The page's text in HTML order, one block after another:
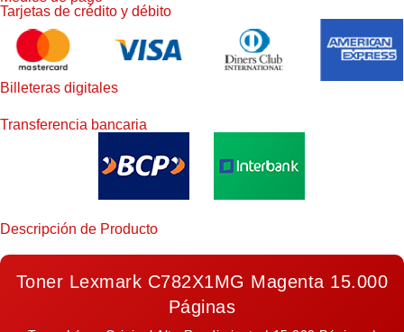
Tarjetas de crédito y débito
Billeteras digitales
Transferencia bancaria
Descripción de Producto
Toner Lexmark C782X1MG Magenta 15.000
Páginas